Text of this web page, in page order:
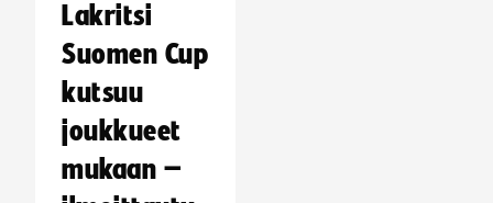
Lakritsi
Suomen Cup
kutsuu
joukkueet
mukaan –